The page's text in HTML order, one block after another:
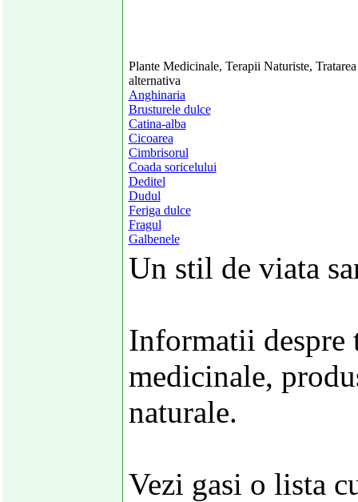
Plante Medicinale, Terapii Naturiste,
alternativa
Anghinaria
Brusturele dulce
Catina-alba
Cicoarea
Cimbrisorul
Coada soricelului
Deditel
Dudul
Feriga dulce
Fragul
Galbenele
Un stil de viata
Informatii despre
medicinale,
naturale.
Vezi gasi o lista